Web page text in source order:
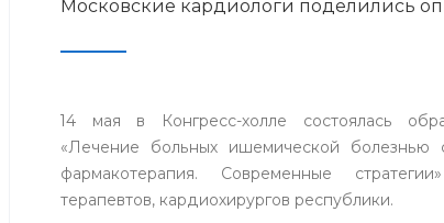
Московские кардиологи поделились
14 мая в Конгресс-холле состоялась
«Лечение больных ишемической болезнью
фармакотерапия. Современные
терапевтов, кардиохирургов республики.